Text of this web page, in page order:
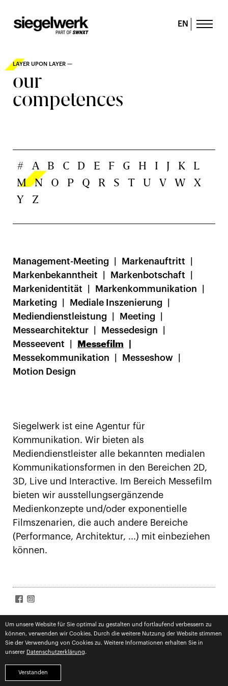
Verstanden
Um unsere Website für Sie optimal zu gestalten und fortlaufend verbessern zu
können, verwenden wir Cookies. Durch die weitere Nutzung der Website stimmen
Sie der Verwendung von Cookies zu. Weitere Informationen erhalten Sie in
unserer Datenschutzerklärung.
EN
LAYER UPON LAYER —
our
competences
# A B C D E F G H I J K
L
M N O P Q R S T U V W
X
Y
Z
Management-Meeting
Markenauftritt
Markenbekanntheit
Markenbotschaft
Markenidentität
Markenkommunikation
Marketing
Mediale Inszenierung
Mediendienstleistung
Meeting
Messearchitektur
Messedesign
Messeevent
Messefilm
Messekommunikation
Messeshow
Motion Design
Siegelwerk ist eine Agentur für
Kommunikation. Wir bieten als
Mediendienstleister alle bekannten medialen
Kommunikationsformen in den Bereichen 2D,
3D, Live und Interactive. Im Bereich Messefilm
bieten wir ausstellungsergänzende
Medienkonzepte und/oder exponentielle
Filmszenarien, die auch andere Bereiche
(Performance, Architektur, ...) mit einbeziehen
können.
SIGN UP FOR NEWS
Datenschutzzugestimmt Subscribe